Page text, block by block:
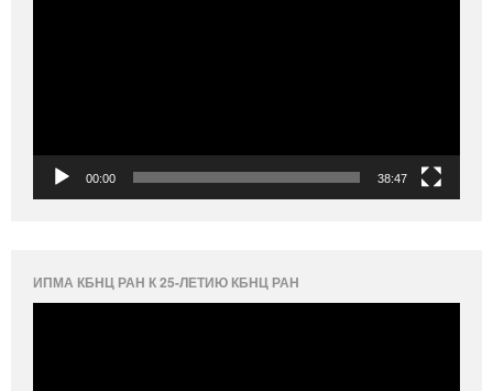
00:00 38:47
ИПМА КБНЦ РАН К 25-ЛЕТИЮ КБНЦ РАН